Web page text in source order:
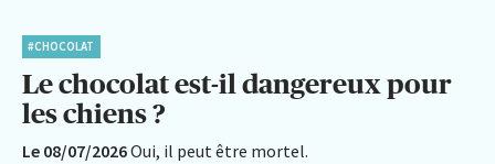
#CHOCOLAT
Le chocolat est-il dangereux pour
les chiens ?
Le 08/07/2026Oui, il peut être mortel.